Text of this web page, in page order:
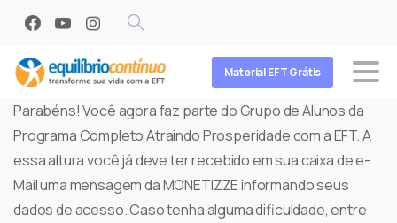
Search
Material EFT Grátis
Parabéns! Você agora faz parte do Grupo de Alunos da
Programa Completo Atraindo Prosperidade com a EFT. A
essa altura você já deve ter recebido em sua caixa de e-
Mail uma mensagem da MONETIZZE informando seus
dados de acesso. Caso tenha alguma dificuldade, entre